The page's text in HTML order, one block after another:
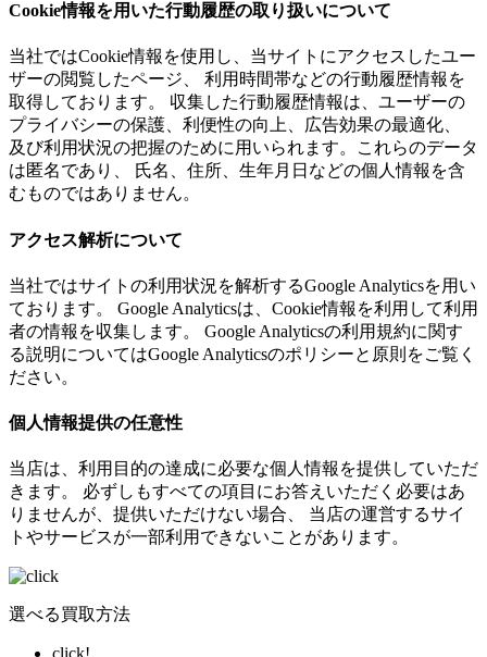
Cookie情報を用いた行動履歴の取り扱いについて
当社ではCookie情報を使用し、当サイトにアクセスしたユー
ザーの閲覧したページ、 利用時間帯などの行動履歴情報を
取得しております。 収集した行動履歴情報は、ユーザーの
プライバシーの保護、利便性の向上、広告効果の最適化、
及び利用状況の把握のために用いられます。これらのデータ
は匿名であり、 氏名、住所、生年月日などの個人情報を含
むものではありません。
アクセス解析について
当社ではサイトの利用状況を解析するGoogle Analyticsを用い
ております。 Google Analyticsは、Cookie情報を利用して利用
者の情報を収集します。 Google Analyticsの利用規約に関す
る説明についてはGoogle Analyticsのポリシーと原則をご覧く
ださい。
個人情報提供の任意性
当店は、利用目的の達成に必要な個人情報を提供していただ
きます。 必ずしもすべての項目にお答えいただく必要はあ
りませんが、提供いただけない場合、 当店の運営するサイ
トやサービスが一部利用できないことがあります。
選べる買取方法